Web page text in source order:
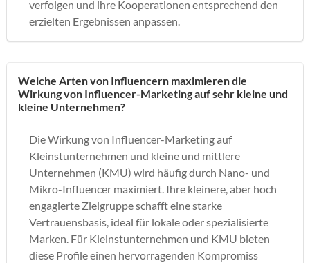
verfolgen und ihre Kooperationen entsprechend den
erzielten Ergebnissen anpassen.
Welche Arten von Influencern maximieren die
Wirkung von Influencer-Marketing auf sehr kleine und
kleine Unternehmen?
Die Wirkung von Influencer-Marketing auf
Kleinstunternehmen und kleine und mittlere
Unternehmen (KMU) wird häufig durch Nano- und
Mikro-Influencer maximiert. Ihre kleinere, aber hoch
engagierte Zielgruppe schafft eine starke
Vertrauensbasis, ideal für lokale oder spezialisierte
Marken. Für Kleinstunternehmen und KMU bieten
diese Profile einen hervorragenden Kompromiss